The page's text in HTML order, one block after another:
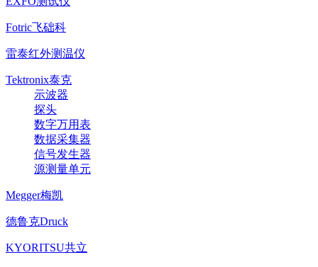
Fotric飞础科
雷泰红外测温仪
Tektronix泰克
示波器
探头
数字万用表
数据采集器
信号发生器
源测量单元
Megger梅凯
德鲁克Druck
KYORITSU共立